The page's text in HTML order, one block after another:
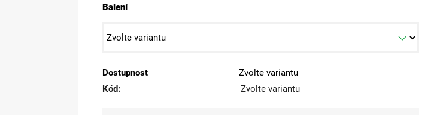
5
Balení
Dostupnost
Zvolte variantu
Kód:
Zvolte variantu